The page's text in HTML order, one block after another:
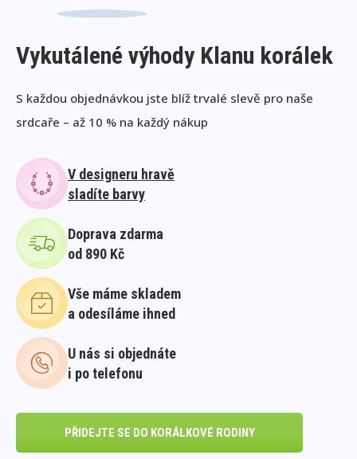
Vykutálené výhody Klanu korálek
S každou objednávkou jste blíž trvalé slevě pro naše
srdcaře – až 10 % na každý nákup
V designeru hravě
sladíte barvy
Doprava zdarma
od 890 Kč
Vše máme skladem
a odesíláme ihned
U nás si objednáte
i po telefonu
PŘIDEJTE SE DO KORÁLKOVÉ RODINY